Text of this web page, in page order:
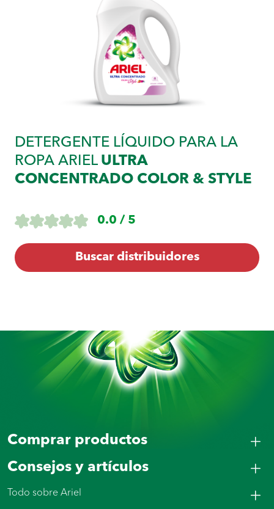
DETERGENTE LÍQUIDO PARA LA
ROPA ARIEL ULTRA
CONCENTRADO COLOR & STYLE
0.0 / 5
Buscar distribuidores
Comprar productos
Consejos y artículos
Todo sobre Ariel